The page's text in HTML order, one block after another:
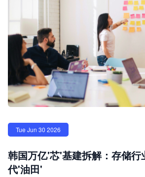
Tue Jun 30 2026
韩国万亿'芯'基建拆解：存储
代'油田'